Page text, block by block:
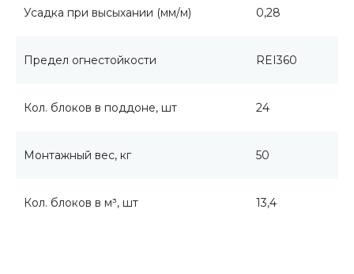
Усадка при высыхании (мм/м) 0,28
Предел огнестойкости REI360
Кол. блоков в поддоне, шт 24
Монтажный вес, кг 50
Кол. блоков в м³, шт 13,4